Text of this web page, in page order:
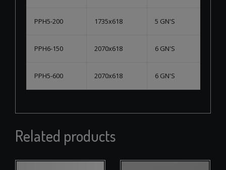
PPH5-200 1735x618 5 GN'S
PPH6-150 2070x618 6 GN'S
PPH5-600 2070x618 6 GN'S
Related products